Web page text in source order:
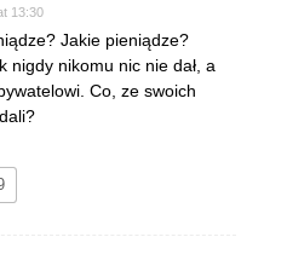
13:30
Jakie pieniądze?
nigdy nikomu nic nie dał, a
Co, ze swoich